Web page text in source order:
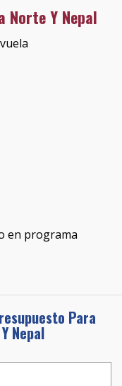
Norte Y Nepal
en programa
Para
Nepal